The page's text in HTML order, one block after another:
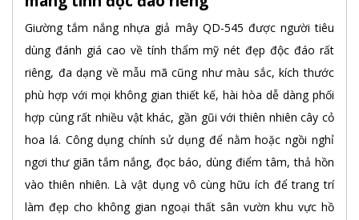
Giường tắm nắng nhựa giả mây QD-545 được người tiêu
dùng đánh giá cao về tính thẩm mỹ nét đẹp độc đáo rất
riêng, đa dạng về mẫu mã cũng như màu sắc, kích thước
phù hợp với mọi không gian thiết kế, hài hòa dễ dàng phối
hợp cùng rất nhiều vật khác, gần gũi với thiên nhiên cây cỏ
hoa lá. Công dụng chính sử dụng để nằm hoặc ngồi nghỉ
ngơi thư giãn tắm nắng, đọc báo, dùng điểm tâm, thả hồn
vào thiên nhiên. Là vật dụng vô cùng hữu ích để trang trí
làm đẹp cho không gian ngoại thất sân vườn khu vực hồ